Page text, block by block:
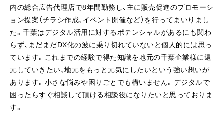
内の総合広告代理店で8年間勤務し、主に販売促進のプロモーシ
ョン提案（チラシ作成、イベント開催など）を行ってまいりまし
た。千葉はデジタル活用に対するポテンシャルがあるにも関わ
らず、まだまだDX化の波に乗り切れていないと個人的には思っ
ています。これまでの経験で得た知識を地元の千葉企業様に還
元していきたい、地元をもっと元気にしたいという強い想いが
あります。小さな悩みや困りごとでも構いません。デジタルで
困ったらすぐ相談して頂ける相談役になりたいと思っておりま
す。